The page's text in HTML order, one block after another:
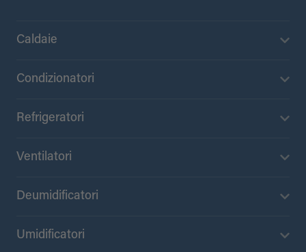
Caldaie
Condizionatori
Refrigeratori
Ventilatori
Deumidificatori
Umidificatori